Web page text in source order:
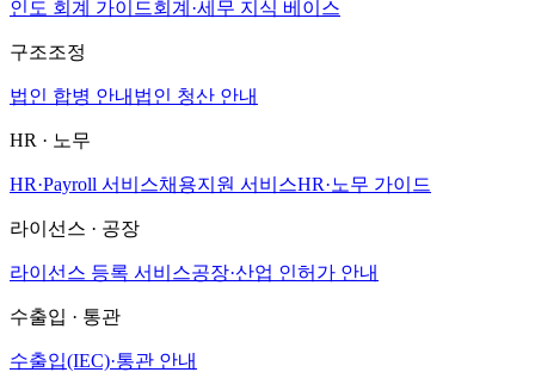
인도 회계 가이드회계·세무 지식 베이스
구조조정
법인 합병 안내 법인 청산 안내
HR · 노무
HR·Payroll 서비스채용지원 서비스HR·노무 가이드
라이선스 · 공장
라이선스 등록 서비스공장·산업 인허가 안내
수출입 · 통관
수출입(IEC)·통관 안내